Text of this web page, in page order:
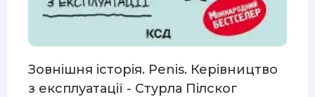
Зовнішня історія. Penis. Керівництво
з експлуатації - Стурла Пілског